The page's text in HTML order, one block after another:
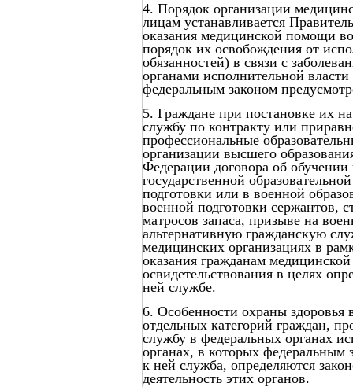
4. Порядок организации
лицам устанавливается
оказания медицинской помощи
порядок их освобождения от
обязанностей) в связи с
органами исполнительной
федеральным законом
5. Граждане при постановке их
службу по контракту или
профессиональные
организации высшего
Федерации договора об
государственной
подготовки или в военной
военной подготовки сержантов,
матросов запаса, призыве на
альтернативную гражданскую
медицинских организациях в
оказания гражданам
освидетельствования в целях
ней службе.
6. Особенности охраны
отдельных категорий граждан,
службу в федеральных органах
органах, в которых федеральным
к ней служба, определяются
деятельность этих органов.